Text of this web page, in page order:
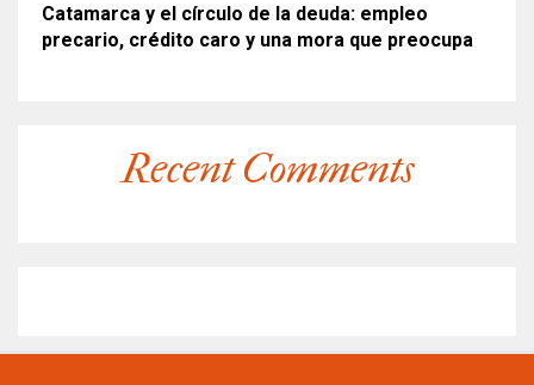
Catamarca y el círculo de la deuda: empleo
precario, crédito caro y una mora que preocupa
Recent Comments